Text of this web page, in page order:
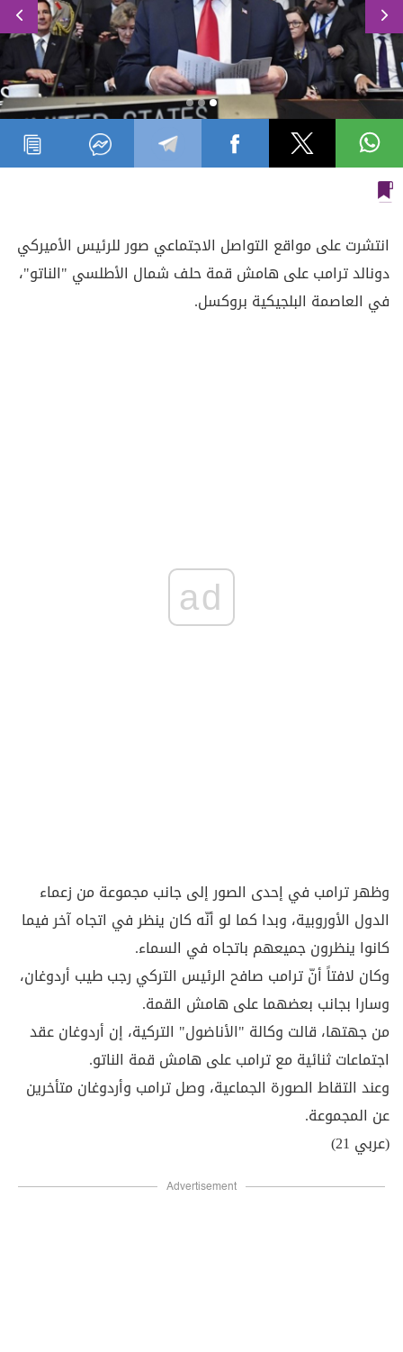
انتشرت على مواقع التواصل الاجتماعي صور للرئيس الأميركي
دونالد ترامب على هامش قمة حلف شمال الأطلسي "الناتو"،
في العاصمة البلجيكية بروكسل.
ad
وظهر ترامب في إحدى الصور إلى جانب مجموعة من زعماء
الدول الأوروبية، وبدا كما لو أنّه كان ينظر في اتجاه آخر فيما
كانوا ينظرون جميعهم باتجاه في السماء.
وكان لافتاً أنّ ترامب صافح الرئيس التركي رجب طيب أردوغان،
وسارا بجانب بعضهما على هامش القمة.
من جهتها، قالت وكالة "الأناضول" التركية، إن أردوغان عقد
اجتماعات ثنائية مع ترامب على هامش قمة الناتو.
وعند التقاط الصورة الجماعية، وصل ترامب وأردوغان متأخرين
عن المجموعة.
(عربي 21)
Advertisement